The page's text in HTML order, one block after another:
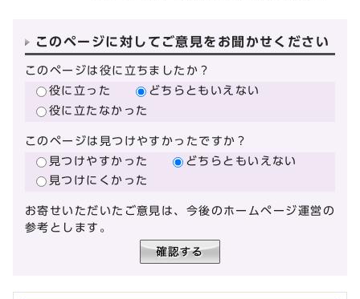
このページに対してご意見をお聞かせください
このページは役に立ちましたか？
役に立った
どちらともいえない
役に立たなかった
このページは見つけやすかったですか？
見つけやすかった
どちらともいえない
見つけにくかった
お寄せいただいたご意見は、今後のホームページ運営の
参考とします。